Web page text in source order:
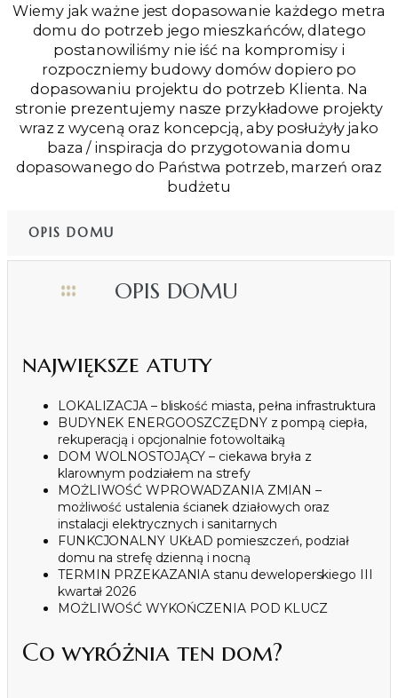
Wiemy jak ważne jest dopasowanie każdego metra
domu do potrzeb jego mieszkańców, dlatego
postanowiliśmy nie iść na kompromisy i
rozpoczniemy budowy domów dopiero po
dopasowaniu projektu do potrzeb Klienta. Na
stronie prezentujemy nasze przykładowe projekty
wraz z wyceną oraz koncepcją, aby posłużyły jako
baza / inspiracja do przygotowania domu
dopasowanego do Państwa potrzeb, marzeń oraz
budżetu
OPIS DOMU
OPIS DOMU
największe atuty
LOKALIZACJA – bliskość miasta, pełna infrastruktura
BUDYNEK ENERGOOSZCZĘDNY z pompą ciepła,
rekuperacją i opcjonalnie fotowoltaiką
DOM WOLNOSTOJĄCY – ciekawa bryła z
klarownym podziałem na strefy
MOŻLIWOŚĆ WPROWADZANIA ZMIAN –
możliwość ustalenia ścianek działowych oraz
instalacji elektrycznych i sanitarnych
FUNKCJONALNY UKŁAD pomieszczeń, podział
domu na strefę dzienną i nocną
TERMIN PRZEKAZANIA stanu deweloperskiego III
kwartał 2026
MOŻLIWOŚĆ WYKOŃCZENIA POD KLUCZ
Co wyróżnia ten dom?